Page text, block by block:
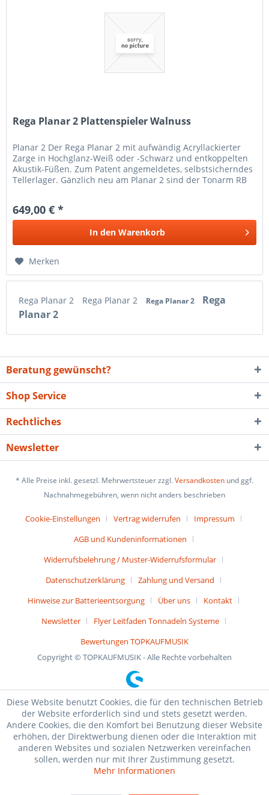
Rega Planar 2 Plattenspieler Walnuss
Planar 2 Der Rega Planar 2 mit aufwändig Acryllackierter
Zarge in Hochglanz-Weiß oder -Schwarz und entkoppelten
Akustik-Füßen. Zum Patent angemeldetes, selbstsicherndes
Tellerlager. Gänzlich neu am Planar 2 sind der Tonarm RB
649,00 € *
In den Warenkorb
Merken
Rega Planar 2 Rega Planar 2 Rega Planar 2
Rega
Planar 2
Beratung gewünscht?
Shop Service
Rechtliches
Newsletter
* Alle Preise inkl. gesetzl. Mehrwertsteuer zzgl.Versandkosten und ggf.
Nachnahmegebühren, wenn nicht anders beschrieben
Cookie-Einstellungen Vertrag widerrufen
Impressum
AGB und Kundeninformationen
Widerrufsbelehrung / Muster-Widerrufsformular
Datenschutzerklärung
Zahlung und Versand
Hinweise zur Batterieentsorgung
Über uns
Kontakt
Newsletter
Flyer Leitfaden Tonnadeln Systeme
Bewertungen TOPKAUFMUSIK
Copyright © TOPKAUFMUSIK - Alle Rechte vorbehalten
Diese Website benutzt Cookies, die für den technischen Betrieb
der Website erforderlich sind und stets gesetzt werden.
Andere Cookies, die den Komfort bei Benutzung dieser Website
erhöhen, der Direktwerbung dienen oder die Interaktion mit
anderen Websites und sozialen Netzwerken vereinfachen
sollen, werden nur mit Ihrer Zustimmung gesetzt.
Mehr Informationen